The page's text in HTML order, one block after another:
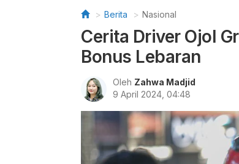
Berita Nasional
Cerita Driver Ojol
Bonus Lebaran
Oleh Zahwa Madjid
9 April 2024, 04:48